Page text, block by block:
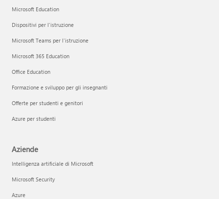
Microsoft Education
Dispositivi per l'istruzione
Microsoft Teams per l'istruzione
Microsoft 365 Education
Office Education
Formazione e sviluppo per gli insegnanti
Offerte per studenti e genitori
Azure per studenti
Aziende
Intelligenza artificiale di Microsoft
Microsoft Security
Azure